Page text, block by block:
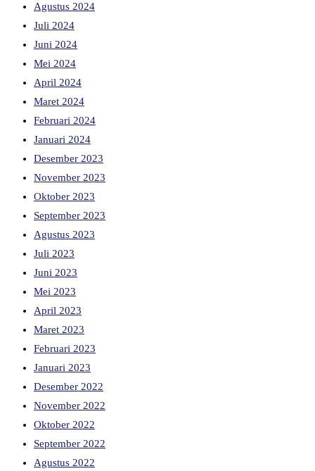
Agustus 2024
Juli 2024
Juni 2024
Mei 2024
April 2024
Maret 2024
Februari 2024
Januari 2024
Desember 2023
November 2023
Oktober 2023
September 2023
Agustus 2023
Juli 2023
Juni 2023
Mei 2023
April 2023
Maret 2023
Februari 2023
Januari 2023
Desember 2022
November 2022
Oktober 2022
September 2022
Agustus 2022